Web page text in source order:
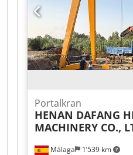
Málaga 1’539 km
Portalkran
HENAN DAFANG
MACHINERY CO.,